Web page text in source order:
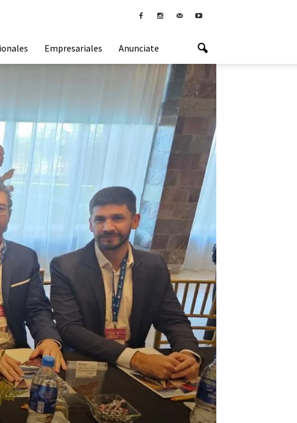
Empresariales Anunciate